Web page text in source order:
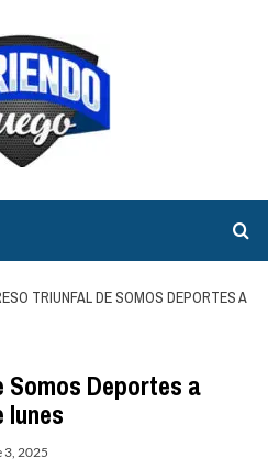
TRIUNFAL DE SOMOS DEPORTES A
Deportes a
lunes
3, 2025